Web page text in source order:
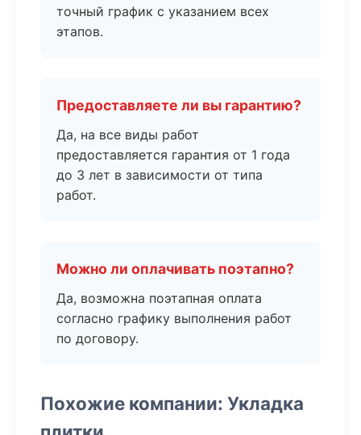
точный график с указанием всех
этапов.
Предоставляете ли вы гарантию?
Да, на все виды работ
предоставляется гарантия от 1 года
до 3 лет в зависимости от типа
работ.
Можно ли оплачивать поэтапно?
Да, возможна поэтапная оплата
согласно графику выполнения работ
по договору.
Похожие компании: Укладка